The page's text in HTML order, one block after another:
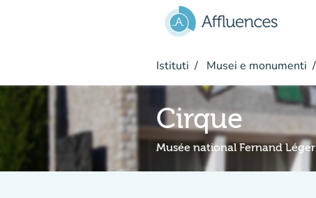
Istituti Musei e monumenti
Cirque
Musée national Fernand Léger